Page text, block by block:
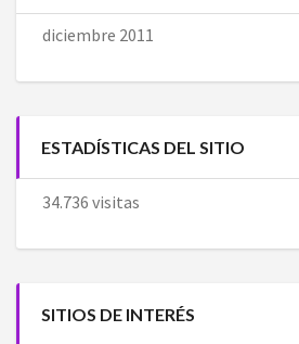
diciembre 2011
ESTADÍSTICAS DEL SITIO
34.736 visitas
SITIOS DE INTERÉS